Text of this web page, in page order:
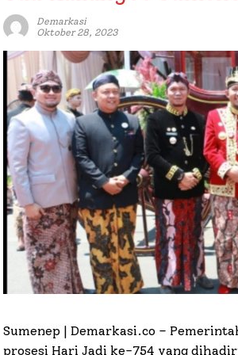
Demarkasi
Oktober 28, 2023
Sumenep | Demarkasi.co –
prosesi Hari Jadi ke-754 yang